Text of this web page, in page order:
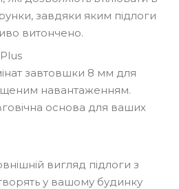
завдяки яким підлоги
витончено.
завтовшки 8 мм для
навантаженням.
основа для ваших
вигляд підлоги з
у вашому будинку